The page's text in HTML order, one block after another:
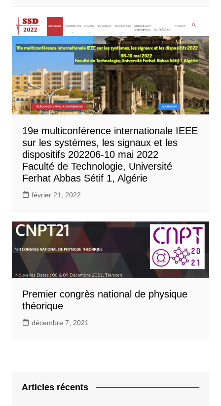
19e multiconférence internationale IEEE
sur les systèmes, les signaux et les
dispositifs 202206-10 mai 2022
Faculté de Technologie, Université
Ferhat Abbas Sétif 1, Algérie
février 21, 2022
Premier congrès national de physique
théorique
décembre 7, 2021
Articles récents